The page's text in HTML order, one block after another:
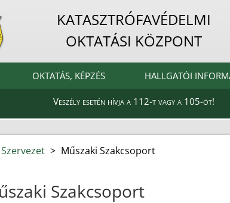
KATASZTRÓFAVÉDELMI
OKTATÁSI KÖZPONT
OKTATÁS, KÉPZÉS HALLGATÓI
Veszély esetén hívja a 112-t vagy a 105-öt!
> Műszaki Szakcsoport
Szakcsoport